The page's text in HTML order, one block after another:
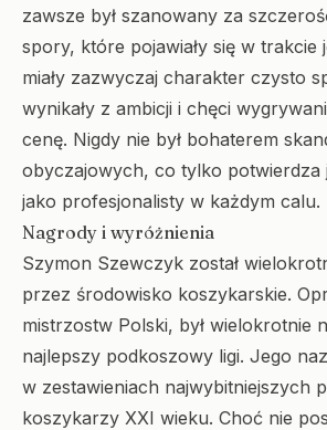
zawsze był szanowany za
spory, które pojawiały się w trakcie
miały zazwyczaj charakter czysto
wynikały z ambicji i chęci
cenę. Nigdy nie był bohaterem
obyczajowych, co tylko potwierdza
jako profesjonalisty w każdym calu.
Nagrody i wyróżnienia
Szymon Szewczyk został
przez środowisko koszykarskie.
mistrzostw Polski, był wielokrotnie
najlepszy podkoszowy ligi. Jego
w zestawieniach najwybitniejszych
koszykarzy XXI wieku. Choć nie